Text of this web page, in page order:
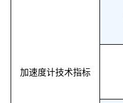
加速度计技术指标